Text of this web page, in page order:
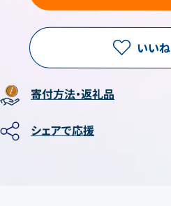
いいね
寄付方法・返礼品
シェアで応援